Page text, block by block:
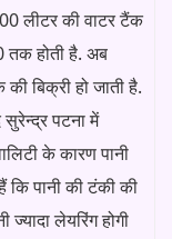
लीटर की वाटर टैंक
होती है. अब
बिक्री हो जाती है.
पटना में
के कारण पानी
पानी की टंकी की
ज्यादा लेयरिंग होगी